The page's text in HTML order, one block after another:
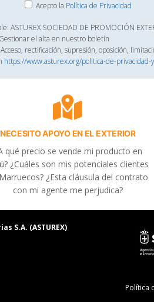
Acepto la Política de Privacidad
ASTUREX SOCIEDAD DE PROMOCIÓN
el alta en nuestro boletín
rectificación, supresión, oposición,
https://www.asturex.org/politica-de-privacidad-
NECESITO APOYO EN EL EXTERIOR
qué precio se vende mi producto en
¿Cuáles son mis potenciales clientes
¿Esta cláusula del contrato
con mi agente me perjudica?
S.A. (ASTUREX)
Política